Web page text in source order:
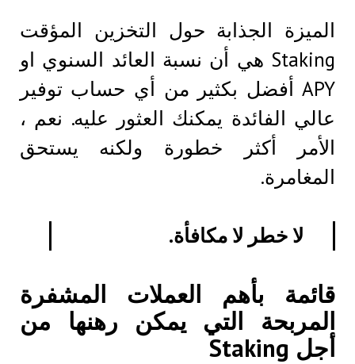
الميزة الجذابة حول التخزين المؤقت
Staking هي أن نسبة العائد السنوي او
APY أفضل بكثير من أي حساب توفير
عالي الفائدة يمكنك العثور عليه. نعم ،
الأمر أكثر خطورة ولكنه يستحق
المغامرة.
لا خطر لا مكافأة.
قائمة بأهم العملات المشفرة
المربحة التي يمكن رهنها من
أجل Staking